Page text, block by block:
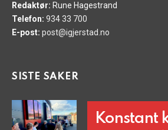
Redaktør: Rune Hagestrand
Telefon: 934 33 700
E-post: post@igjerstad.no
SISTE SAKER
Konstant